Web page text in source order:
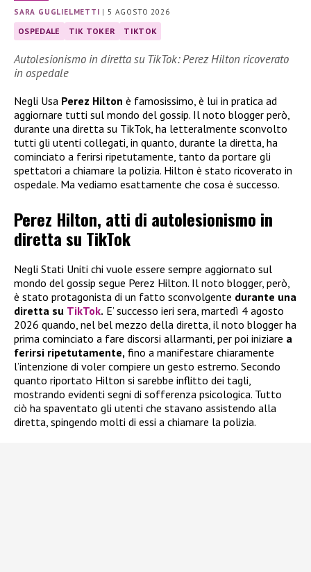
SARA GUGLIELMETTI |5 AGOSTO 2026
OSPEDALE TIK TOKER TIKTOK
Autolesionismo in diretta su TikTok: Perez Hilton ricoverato
in ospedale
Negli Usa Perez Hilton è famosissimo, è lui in pratica ad
aggiornare tutti sul mondo del gossip. Il noto blogger però,
durante una diretta su TikTok, ha letteralmente sconvolto
tutti gli utenti collegati, in quanto, durante la diretta, ha
cominciato a ferirsi ripetutamente, tanto da portare gli
spettatori a chiamare la polizia. Hilton è stato ricoverato in
ospedale. Ma vediamo esattamente che cosa è successo.
Perez Hilton, atti di autolesionismo in
diretta su TikTok
Negli Stati Uniti chi vuole essere sempre aggiornato sul
mondo del gossip segue Perez Hilton. Il noto blogger, però,
è stato protagonista di un fatto sconvolgente durante una
diretta su TikTok. E’ successo ieri sera, martedì 4 agosto
2026 quando, nel bel mezzo della diretta, il noto blogger ha
prima cominciato a fare discorsi allarmanti, per poi iniziare a
ferirsi ripetutamente, fino a manifestare chiaramente
l’intenzione di voler compiere un gesto estremo. Secondo
quanto riportato Hilton si sarebbe inflitto dei tagli,
mostrando evidenti segni di sofferenza psicologica. Tutto
ciò ha spaventato gli utenti che stavano assistendo alla
diretta, spingendo molti di essi a chiamare la polizia.